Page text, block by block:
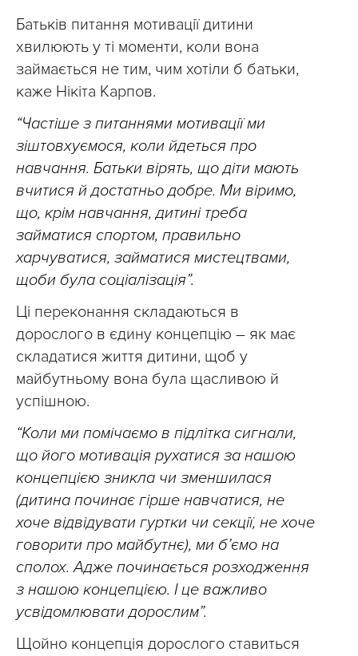
Батьків питання мотивації дитини
хвилюють у ті моменти, коли вона
займається не тим, чим хотіли б батьки,
каже Нікіта Карпов.
“Частіше з питаннями мотивації ми
зіштовхуємося, коли йдеться про
навчання. Батьки вірять, що діти мають
вчитися й достатньо добре. Ми віримо,
що, крім навчання, дитині треба
займатися спортом, правильно
харчуватися, займатися мистецтвами,
щоби була соціалізація”.
Ці переконання складаються в
дорослого в єдину концепцію – як має
складатися життя дитини, щоб у
майбутньому вона була щасливою й
успішною.
“Коли ми помічаємо в підлітка сигнали,
що його мотивація рухатися за нашою
концепцією зникла чи зменшилася
(дитина починає гірше навчатися, не
хоче відвідувати гуртки чи секції, не хоче
говорити про майбутнє), ми б’ємо на
сполох. Адже починається розходження
з нашою концепцією. І це важливо
усвідомлювати дорослим”.
Щойно концепція дорослого ставиться